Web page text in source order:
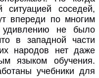
ситуацией соседей,
впереди по многим
не было
в западной части
народов нет даже
языком обучения.
учебники для